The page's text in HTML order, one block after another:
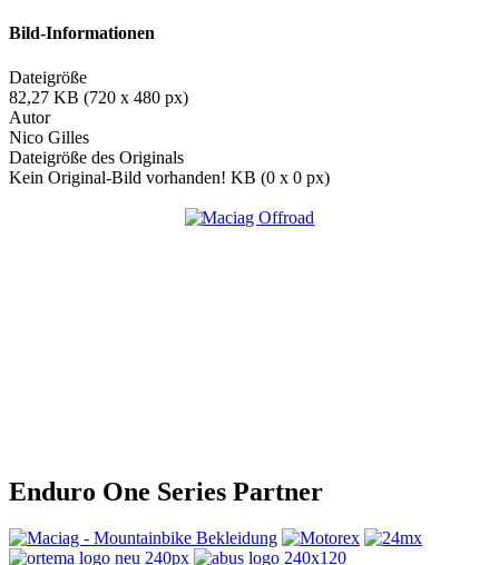
Bild-Informationen
Dateigröße
82,27 KB (720 x 480 px)
Autor
Nico Gilles
Dateigröße des Originals
Kein Original-Bild vorhanden! KB (0 x 0 px)
Enduro One Series Partner